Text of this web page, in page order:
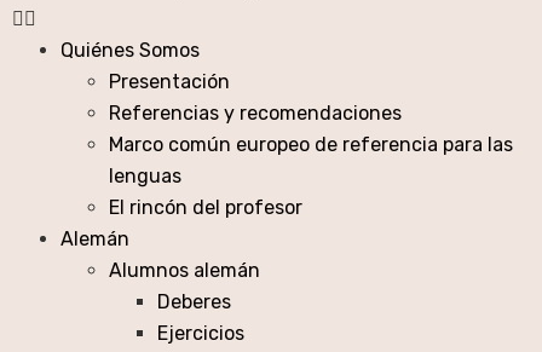
Quiénes Somos
Presentación
Referencias y recomendaciones
Marco común europeo de referencia para las
lenguas
El rincón del profesor
Alemán
Alumnos alemán
Deberes
Ejercicios